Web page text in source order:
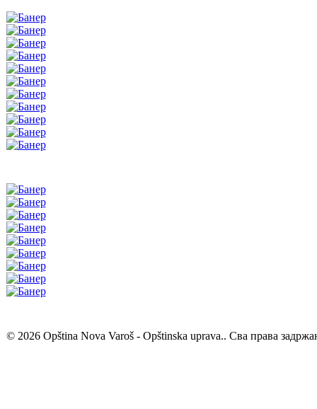
© 2026 Opština Nova Varoš - Opštinska uprava.. Сва права